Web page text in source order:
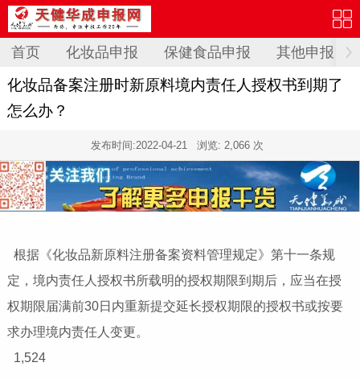
首页 化妆品申报 保健食品申报 其他申报
化妆品备案注册时新原料境内责任人授权书到期了
怎么办？
发布时间:2022-04-21 浏览: 2,066 次
根据《化妆品新原料注册备案资料管理规定》第十一条规
定，境内责任人授权书所载明的授权期限到期后，应当在授
权期限届满前30日内重新提交延长授权期限的授权书或按要
求办理境内责任人变更。
1,524